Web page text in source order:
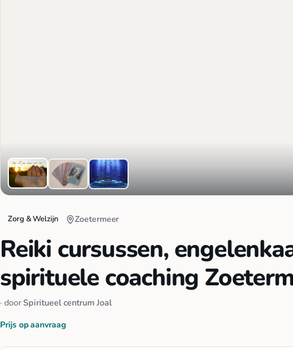
Zorg & Welzijn Zoetermeer
Reiki cursussen,
spirituele coaching
· doorSpiritueel centrum Joal
Prijs op aanvraag